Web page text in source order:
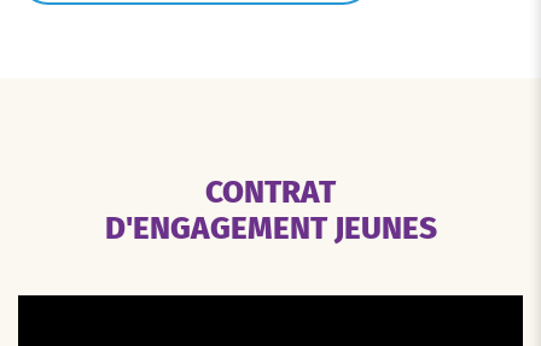
CONTRAT
D'ENGAGEMENT JEUNES